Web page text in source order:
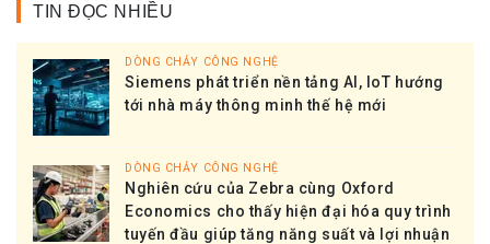
TIN ĐỌC NHIỀU
DÒNG CHẢY CÔNG NGHỆ
Siemens phát triển nền tảng AI, IoT hướng
tới nhà máy thông minh thế hệ mới
DÒNG CHẢY CÔNG NGHỆ
Nghiên cứu của Zebra cùng Oxford
Economics cho thấy hiện đại hóa quy trình
tuyến đầu giúp tăng năng suất và lợi nhuận